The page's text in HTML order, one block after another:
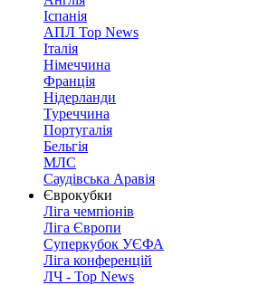
Іспанія
АПЛ Top News
Італія
Німеччина
Франція
Нідерланди
Туреччина
Португалія
Бельгія
МЛС
Саудівська Аравія
Єврокубки
Ліга чемпіонів
Ліга Європи
Суперкубок УЄФА
Ліга конференцій
ЛЧ - Top News